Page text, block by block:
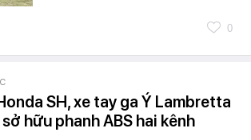
0
SH, xe tay ga Ý Lambretta
hữu phanh ABS hai kênh